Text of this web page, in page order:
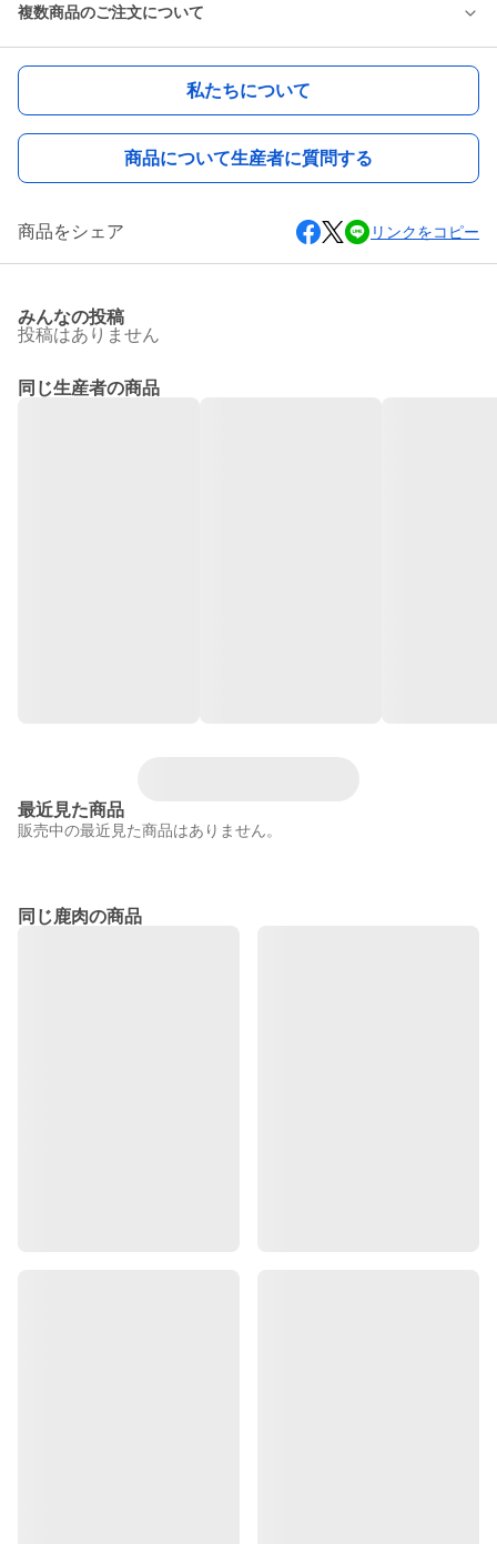
複数商品のご注文について
私たちについて
商品について生産者に質問する
商品をシェア リンクをコピー
みんなの投稿
投稿はありません
同じ生産者の商品
最近見た商品
販売中の最近見た商品はありません。
同じ鹿肉の商品